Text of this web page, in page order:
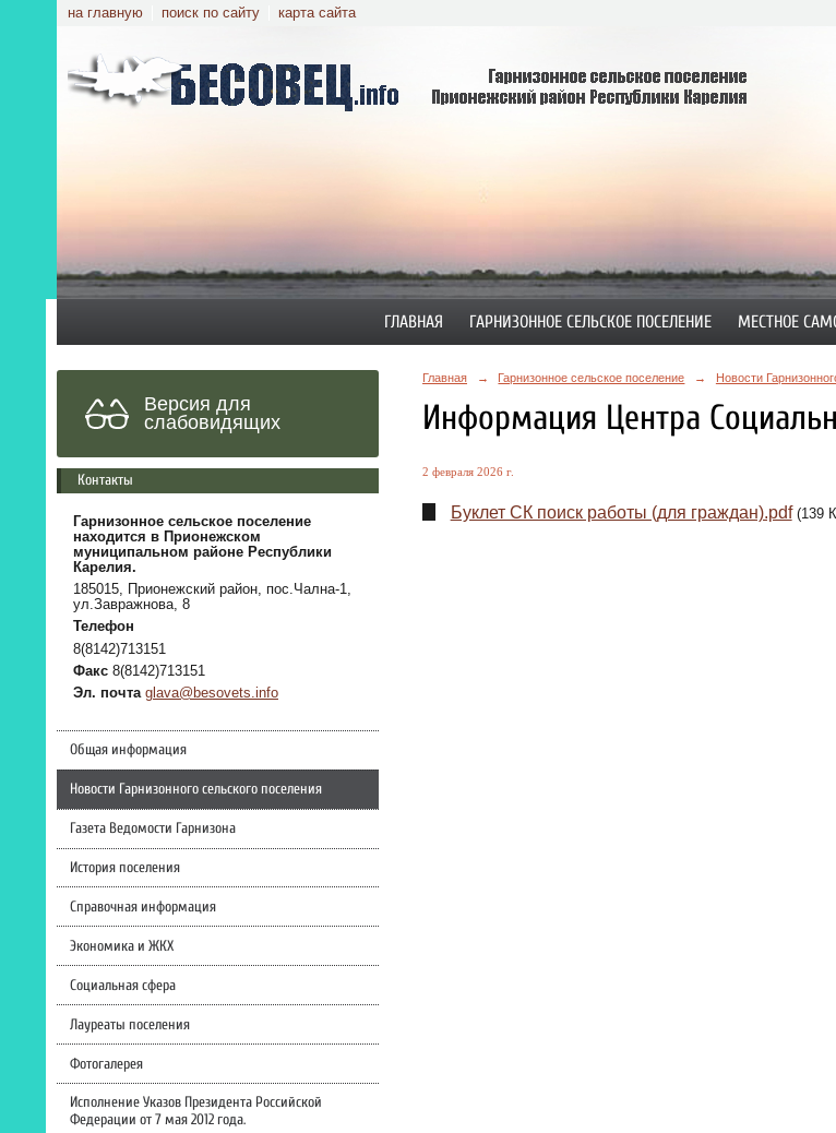
на главную поиск по сайту карта сайта
ГЛАВНАЯ ГАРНИЗОННОЕ СЕЛЬСКОЕ ПОСЕЛЕНИЕ МЕСТНОЕ
Версия для
слабовидящих
Контакты
Гарнизонное сельское поселение
находится в Прионежском
муниципальном районе Республики
Карелия.
185015, Прионежский район, пос.Чална-1,
ул.Завражнова, 8
Телефон
8(8142)713151
Факс 8(8142)713151
Эл. почта glava@besovets.info
Общая информация
Новости Гарнизонного сельского поселения
Газета Ведомости Гарнизона
История поселения
Справочная информация
Экономика и ЖКХ
Социальная сфера
Лауреаты поселения
Фотогалерея
Исполнение Указов Президента Российской
Федерации от 7 мая 2012 года.
Главная → Гарнизонное сельское поселение → Новости
Информация Центра
2 февраля 2026 г.
Буклет СК поиск работы (для граждан).pdf (139